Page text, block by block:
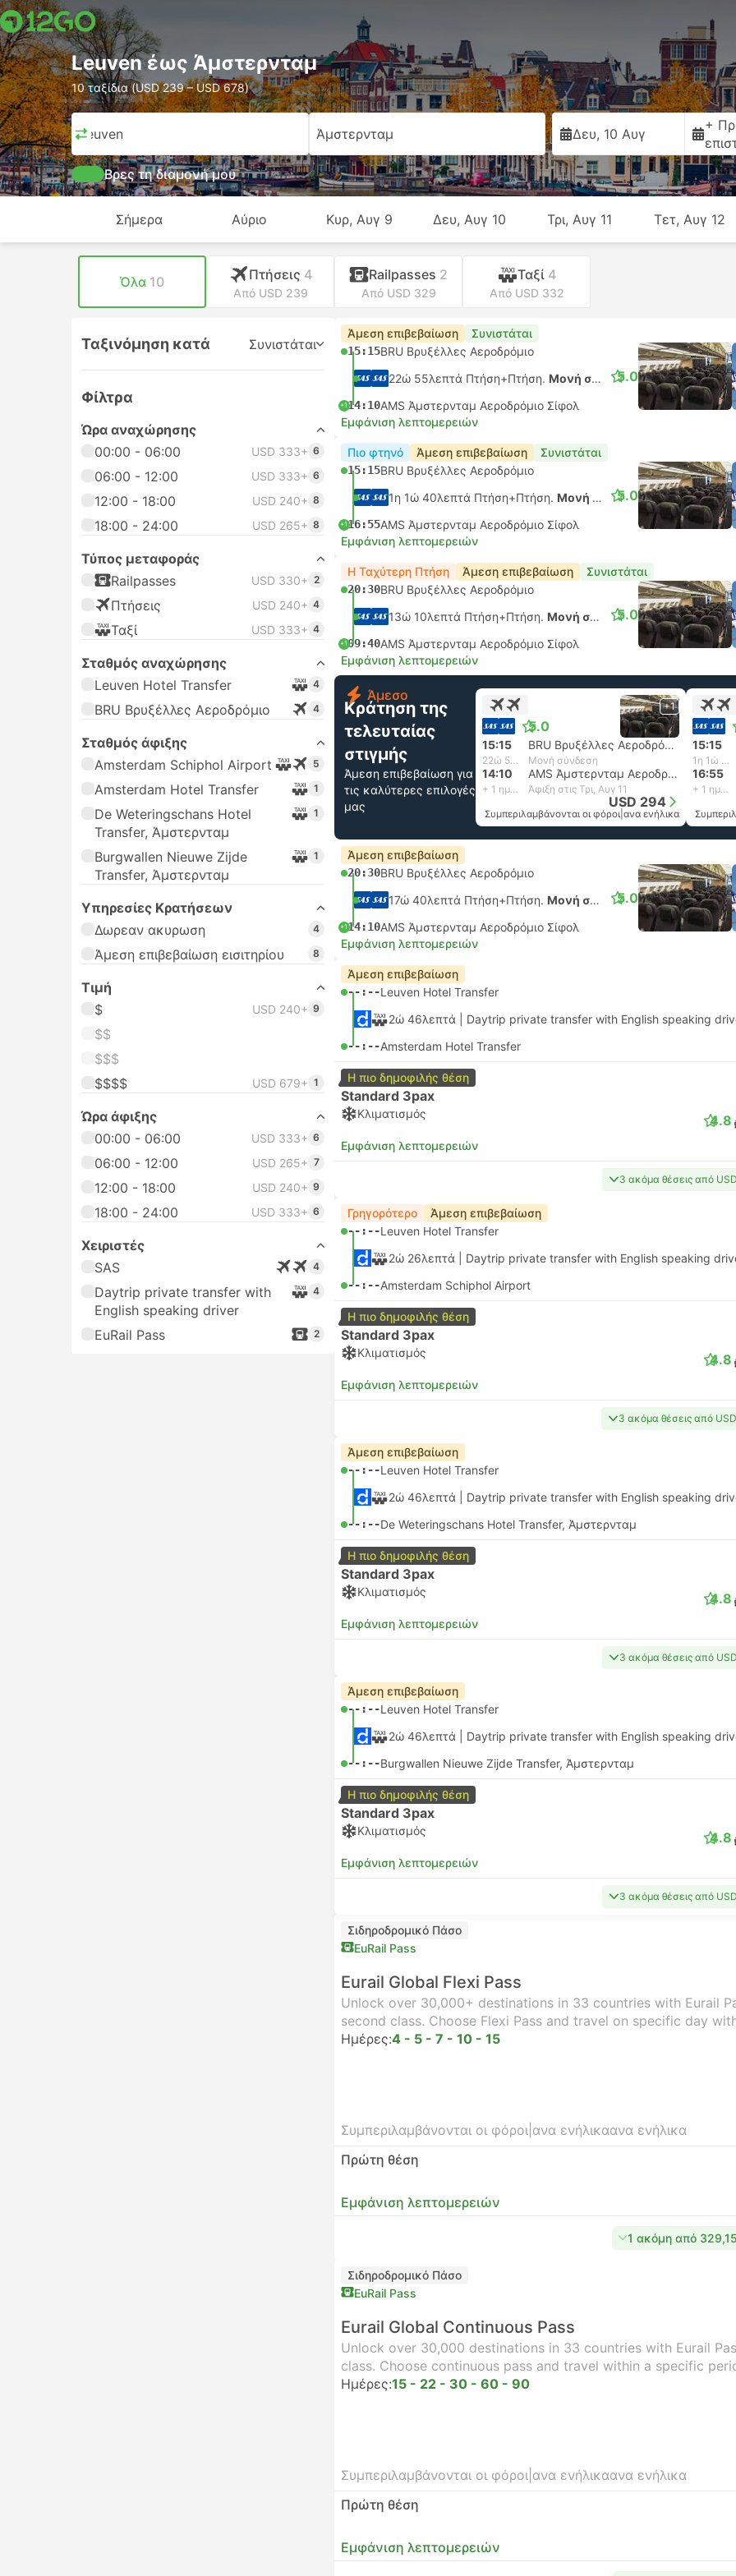
Leuven έως Άμστερνταμ
10 ταξίδια (USD 239 – USD 678)
Leuven Άμστερνταμ Δευ, 10 Αυγ
+
Βρες τη διαμονή μου
Σήμερα Αύριο Κυρ, Αυγ 9 Δευ, Αυγ 10 Τρι, Αυγ 11 Τετ, Αυγ 12
Όλα 10 Πτήσεις 4
Από USD 239
Railpasses 2
Από USD 329
Ταξί 4
Από USD 332
Ταξινόμηση κατά Συνιστάται
Φίλτρα
Ώρα αναχώρησης
00:00 - 06:00
USD 333+ 6
06:00 - 12:00 USD 333+ 6
12:00 - 18:00 USD 240+ 8
18:00 - 24:00 USD 265+ 8
Τύπος μεταφοράς
Railpasses
USD 330+ 2
Πτήσεις USD 240+ 4
Ταξί USD 333+ 4
Σταθμός αναχώρησης
Leuven Hotel Transfer
4
BRU Βρυξέλλες Αεροδρόμιο 4
Σταθμός άφιξης
Amsterdam Schiphol Airport
5
Amsterdam Hotel Transfer 1
De Weteringschans Hotel
Transfer, Άμστερνταμ
1
Burgwallen Nieuwe Zijde
Transfer, Άμστερνταμ
1
Υπηρεσίες Κρατήσεων
Δωρεαν ακυρωση
4
Άμεση επιβεβαίωση εισιτηρίου 8
Τιμή
$
USD 240+ 9
$$
$$$
$$$$
USD 679+ 1
Ώρα άφιξης
00:00 - 06:00
USD 333+ 6
06:00 - 12:00 USD 265+ 7
12:00 - 18:00 USD 240+ 9
18:00 - 24:00 USD 333+ 6
Χειριστές
SAS
4
Daytrip private transfer with
English speaking driver
4
EuRail Pass 2
Άμεση επιβεβαίωση Συνιστάται
15:15BRU Βρυξέλλες Αεροδρόμιο
22ώ 55λεπτά Πτήση+Πτήση. Μονή σύνδεση
+114:10AMS Άμστερνταμ Αεροδρόμιο Σίφολ
5.0
Εμφάνιση λεπτομερειών
Πιο φτηνό Άμεση επιβεβαίωση Συνιστάται
15:15BRU Βρυξέλλες Αεροδρόμιο
1η 1ώ 40λεπτά Πτήση+Πτήση. Μονή σύνδεση
+116:55AMS Άμστερνταμ Αεροδρόμιο Σίφολ
5.0
Εμφάνιση λεπτομερειών
Η Ταχύτερη Πτήση Άμεση επιβεβαίωση Συνιστάται
20:30BRU Βρυξέλλες Αεροδρόμιο
13ώ 10λεπτά Πτήση+Πτήση. Μονή σύνδεση
+109:40AMS Άμστερνταμ Αεροδρόμιο Σίφολ
5.0
Εμφάνιση λεπτομερειών
Άμεσο
Κράτηση της
τελευταίας
στιγμής
Άμεση επιβεβαίωση για
τις καλύτερες επιλογές
μας
5.0
+1
15:15 BRU Βρυξέλλες Αεροδρόμιο
22ώ 55λεπτά Μονή σύνδεση
14:10 AMS Άμστερνταμ Αεροδρόμιο Σίφολ
+ 1 ημέρα Άφιξη στις Τρι, Αυγ 11
USD 294
Συμπεριλαμβάνονται οι φόροι ανα ενήλικα
15:15
1η 1ώ 40λεπτά
16:55
+ 1 ημέρα
Άμεση επιβεβαίωση
20:30BRU Βρυξέλλες Αεροδρόμιο
17ώ 40λεπτά Πτήση+Πτήση. Μονή σύνδεση
+114:10AMS Άμστερνταμ Αεροδρόμιο Σίφολ
5.0
Εμφάνιση λεπτομερειών
Άμεση επιβεβαίωση
--:--Leuven Hotel Transfer
2ώ 46λεπτά | Daytrip private transfer with English speaking
--:--Amsterdam Hotel Transfer
Η πιο δημοφιλής θέση
Standard 3pax
Κλιματισμός
Εμφάνιση λεπτομερειών
4.8
3 ακόμα θέσεις από
Γρηγορότερο Άμεση επιβεβαίωση
--:--Leuven Hotel Transfer
2ώ 26λεπτά | Daytrip private transfer with English speaking
--:--Amsterdam Schiphol Airport
Η πιο δημοφιλής θέση
Standard 3pax
Κλιματισμός
Εμφάνιση λεπτομερειών
4.8
3 ακόμα θέσεις από
Άμεση επιβεβαίωση
--:--Leuven Hotel Transfer
2ώ 46λεπτά | Daytrip private transfer with English speaking
--:--De Weteringschans Hotel Transfer, Άμστερνταμ
Η πιο δημοφιλής θέση
Standard 3pax
Κλιματισμός
Εμφάνιση λεπτομερειών
4.8
3 ακόμα θέσεις από
Άμεση επιβεβαίωση
--:--Leuven Hotel Transfer
2ώ 46λεπτά | Daytrip private transfer with English speaking
--:--Burgwallen Nieuwe Zijde Transfer, Άμστερνταμ
Η πιο δημοφιλής θέση
Standard 3pax
Κλιματισμός
Εμφάνιση λεπτομερειών
4.8
3 ακόμα θέσεις από
Σιδηροδρομικό Πάσο
EuRail Pass
Eurail Global Flexi Pass
Unlock over 30,000+ destinations in 33 countries with Eurail
second class. Choose Flexi Pass and travel on specific day
Ημέρες:4 - 5 - 7 - 10 - 15
Συμπεριλαμβάνονται οι φόροι ανα ενήλικαανα ενήλικα
Πρώτη θέση
Εμφάνιση λεπτομερειών
1 ακόμη από
Σιδηροδρομικό Πάσο
EuRail Pass
Eurail Global Continuous Pass
Unlock over 30,000 destinations in 33 countries with Eurail
class. Choose continuous pass and travel within a specific
Ημέρες:15 - 22 - 30 - 60 - 90
Συμπεριλαμβάνονται οι φόροι ανα ενήλικαανα ενήλικα
Πρώτη θέση
Εμφάνιση λεπτομερειών